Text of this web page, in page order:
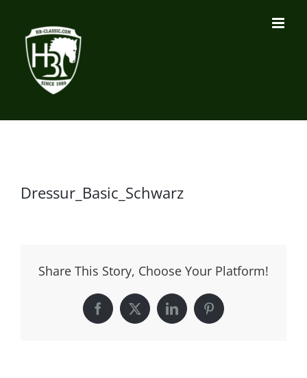
Inhalt
springen
Dressur_Basic_Schwarz
Share This Story, Choose Your Platform!
Facebook
X LinkedInPinterest